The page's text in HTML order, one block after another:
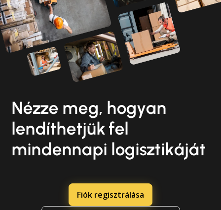
Nézze meg, hogyan
lendíthetjük fel
mindennapi logisztikáját
Fiók regisztrálása